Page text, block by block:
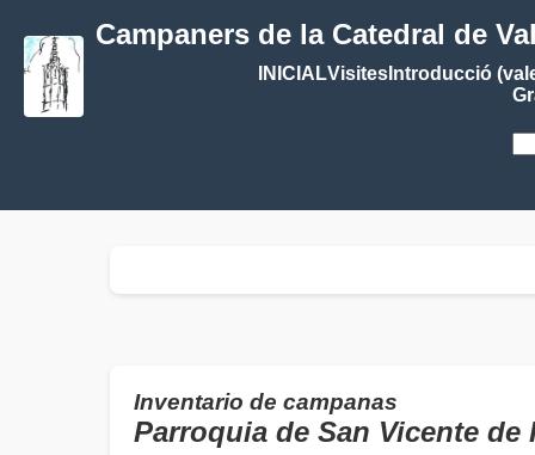
Campaners de la Catedral de
INICIALVisitesIntroducció
Inventario de campanas
Parroquia de San Vicente de